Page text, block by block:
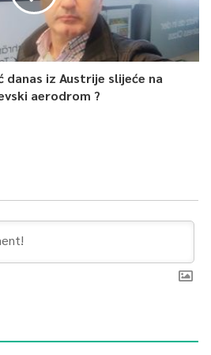
danas iz Austrije slijeće na
aerodrom ?